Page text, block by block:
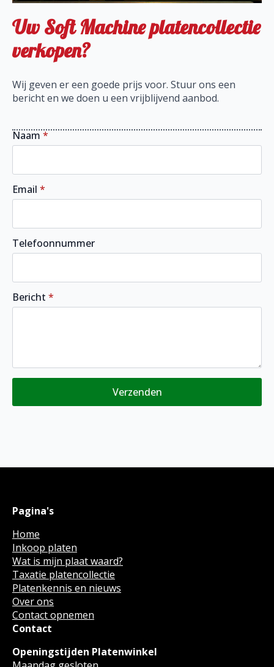
Uw Soft Machine platencollectie
verkopen?
Wij geven er een goede prijs voor. Stuur ons een
bericht en we doen u een vrijblijvend aanbod.
Naam *
Email *
Telefoonnummer
Bericht *
Verzenden
Pagina's
Home
Inkoop platen
Wat is mijn plaat waard?
Taxatie platencollectie
Platenkennis en nieuws
Over ons
Contact opnemen
Contact
Openingstijden Platenwinkel